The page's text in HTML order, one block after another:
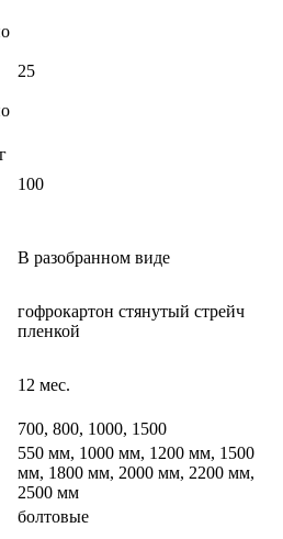
25
100
В разобранном виде
гофрокартон стянутый стрейч
пленкой
12 мес.
700, 800, 1000, 1500
550 мм, 1000 мм, 1200 мм, 1500
мм, 1800 мм, 2000 мм, 2200 мм,
2500 мм
болтовые